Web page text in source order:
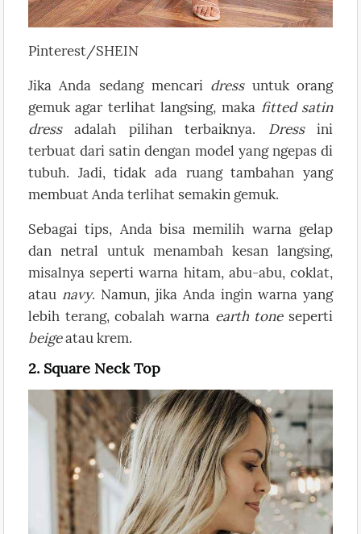
Pinterest/SHEIN
Jika Anda sedang mencari dressuntuk orang
gemuk agar terlihat langsing, maka fitted satin
dressadalah pilihan terbaiknya. Dressini
terbuat dari satin dengan model yang ngepas di
tubuh. Jadi, tidak ada ruang tambahan yang
membuat Anda terlihat semakin gemuk.
Sebagai tips, Anda bisa memilih warna gelap
dan netral untuk menambah kesan langsing,
misalnya seperti warna hitam, abu-abu, coklat,
atau navy. Namun, jika Anda ingin warna yang
lebih terang, cobalah warna earth toneseperti
beigeatau krem.
2. Square Neck Top